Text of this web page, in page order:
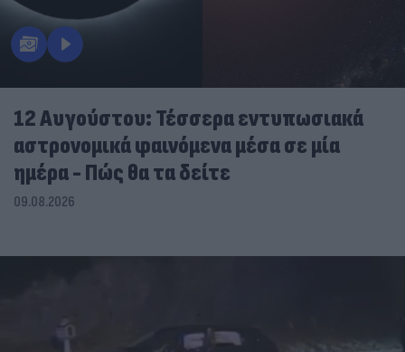
12 Αυγούστου: Τέσσερα εντυπωσιακά
αστρονομικά φαινόμενα μέσα σε μία
ημέρα - Πώς θα τα δείτε
09.08.2026